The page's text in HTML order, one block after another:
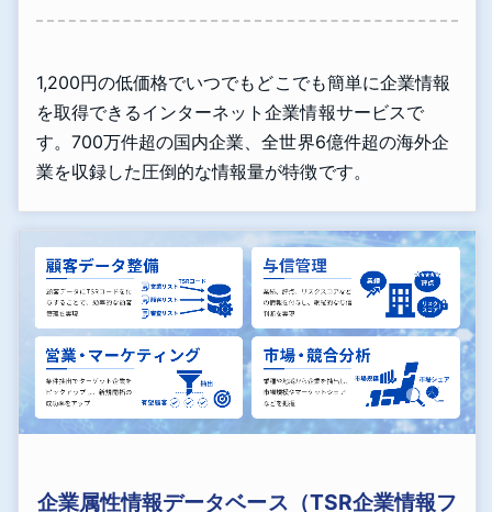
1,200円の低価格でいつでもどこでも簡単に企業情報
を取得できるインターネット企業情報サービスで
す。700万件超の国内企業、全世界6億件超の海外企
業を収録した圧倒的な情報量が特徴です。
企業属性情報データベース（TSR企業情報フ